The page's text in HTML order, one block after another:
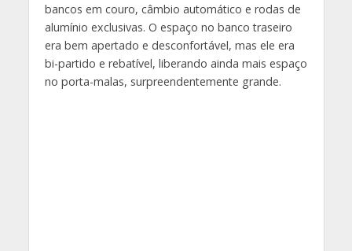
bancos em couro, câmbio automático e rodas de
alumínio exclusivas. O espaço no banco traseiro
era bem apertado e desconfortável, mas ele era
bi-partido e rebatível, liberando ainda mais espaço
no porta-malas, surpreendentemente grande.